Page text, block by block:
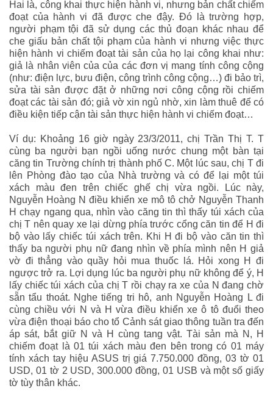
Hai là, công khai thực hiện hành vi, nhưng bản chất chiếm
đoạt của hành vi đã được che đậy. Đó là trường hợp,
người phạm tội đã sử dụng các thủ đoạn khác nhau để
che giấu bản chất tội phạm của hành vi nhưng việc thực
hiện hành vi chiếm đoạt tài sản của họ lại công khai như:
giả là nhân viên của của các đơn vị mang tính công cộng
(như: điện lực, bưu điện, công trình công cộng…) đi bảo trì,
sửa tài sản được đặt ở những nơi công cộng rồi chiếm
đoạt các tài sản đó; giả vờ xin ngủ nhờ, xin làm thuê để có
điều kiện tiếp cận tài sản thực hiện hành vi chiếm đoạt…
Ví dụ: Khoảng 16 giờ ngày 23/3/2011, chị Trần Thị T. T
cùng ba người bạn ngồi uống nước chung một bàn tại
căng tin Trường chính trị thành phố C. Một lúc sau, chị T đi
lên Phòng đào tạo của Nhà trường và có để lại một túi
xách màu đen trên chiếc ghế chị vừa ngồi. Lúc này,
Nguyễn Hoàng N điều khiển xe mô tô chở Nguyễn Thanh
H chạy ngang qua, nhìn vào căng tin thì thấy túi xách của
chị T nên quay xe lại dừng phía trước cổng căn tin để H đi
bộ vào lấy chiếc túi xách trên. Khi H đi bộ vào căn tin thì
thấy ba người phụ nữ đang nhìn về phía mình nên H giả
vờ đi thẳng vào quầy hỏi mua thuốc lá. Hỏi xong H đi
ngược trở ra. Lợi dụng lúc ba người phụ nữ không để ý, H
lấy chiếc túi xách của chị T rồi chạy ra xe của N đang chờ
sẵn tẩu thoát. Nghe tiếng tri hô, anh Nguyễn Hoàng L đi
cùng chiều với N và H vừa điều khiển xe ô tô đuổi theo
vừa điện thoại báo cho tổ Cảnh sát giao thông tuần tra đến
áp sát, bắt giữ N và H cùng tang vật. Tài sản mà N, H
chiếm đoạt là 01 túi xách màu đen bên trong có 01 máy
tính xách tay hiệu ASUS trị giá 7.750.000 đồng, 03 tờ 01
USD, 01 tờ 2 USD, 300.000 đồng, 01 USB và một số giấy
tờ tùy thân khác.